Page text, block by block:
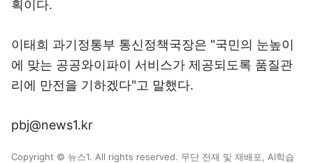
획이다.
이태희 과기정통부 통신정책국장은 "국민의 눈높이
에 맞는 공공와이파이 서비스가 제공되도록 품질관
리에 만전을 기하겠다"고 말했다.
pbj@news1.kr
Copyright © 뉴스1. All rights reserved. 무단 전재 및 재배포, AI학습